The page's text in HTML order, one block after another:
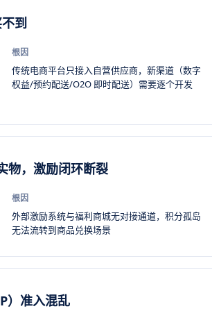
到
根因
传统电商平台只接入自营供应商，新渠道（数字
权益/预约配送/O2O 即时配送）需要逐个开发
物，激励闭环断裂
根因
外部激励系统与福利商城无对接通道，积分孤岛
无法流转到商品兑换场景
）准入混乱